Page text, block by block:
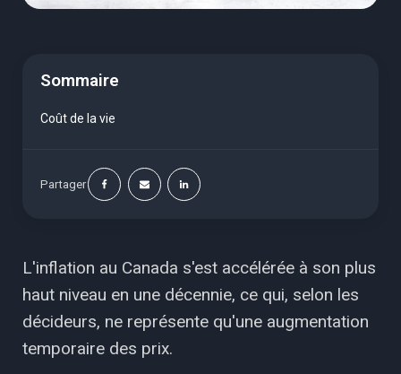
Sommaire
Coût de la vie
Partager
L'inflation au Canada s'est accélérée à son plus
haut niveau en une décennie, ce qui, selon les
décideurs, ne représente qu'une augmentation
temporaire des prix.